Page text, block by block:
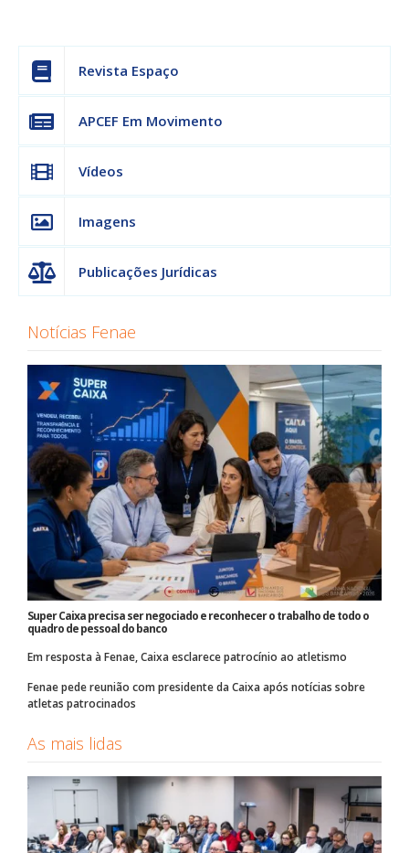
Revista Espaço
APCEF Em Movimento
Vídeos
Imagens
Publicações Jurídicas
Notícias Fenae
Super Caixa precisa ser negociado e reconhecer o trabalho de todo o
quadro de pessoal do banco
Em resposta à Fenae, Caixa esclarece patrocínio ao atletismo
Fenae pede reunião com presidente da Caixa após notícias sobre
atletas patrocinados
As mais lidas